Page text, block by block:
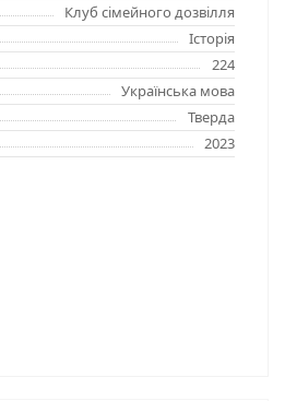
Клуб сімейного дозвілля
Історія
224
Українська мова
Тверда
2023